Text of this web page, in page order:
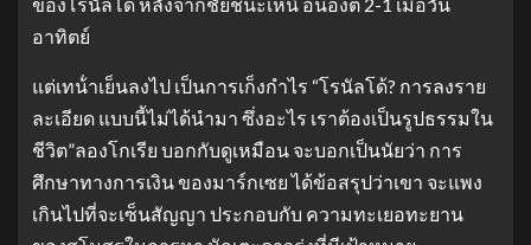
อาทิตย์
แต่เทน้ําเย็นลงไป เป็นการเก็งกําไร “โรนัลโด้? การลงราย
ละเอียด แบบนี้ไม่ได้นํามา ซึ่งอะไร เราต้องเป็นรูปธรรมใน
ชีวิต”ลองโกเรีย บอกกับดูเหมือน จะบอกเป็นนัยว่า การ
ศึกษาทางการเงิน ของมาร์กเซย ได้ข้อสรุปว่าเขา จะแพง
เกินไปที่จะเซ็นสัญญา ประกอบกับ ความทะเยอทะยาน